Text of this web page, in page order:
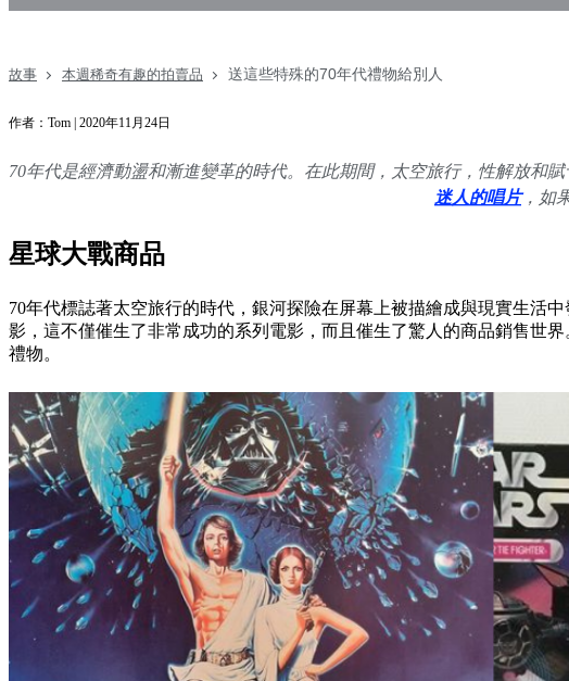
故事 本週稀奇有趣的拍賣品 送這些特殊的70年代禮物給別人
作者：Tom | 2020年11月24日
70年代是經濟動盪和漸進變革的時代。在此期間，太空旅行，性解放和
迷人的唱片，如
星球大戰商品
70年代標誌著太空旅行的時代，銀河探險在屏幕上被描繪成與現實生活
影，這不僅催生了非常成功的系列電影，而且催生了驚人的商品銷售世
禮物。